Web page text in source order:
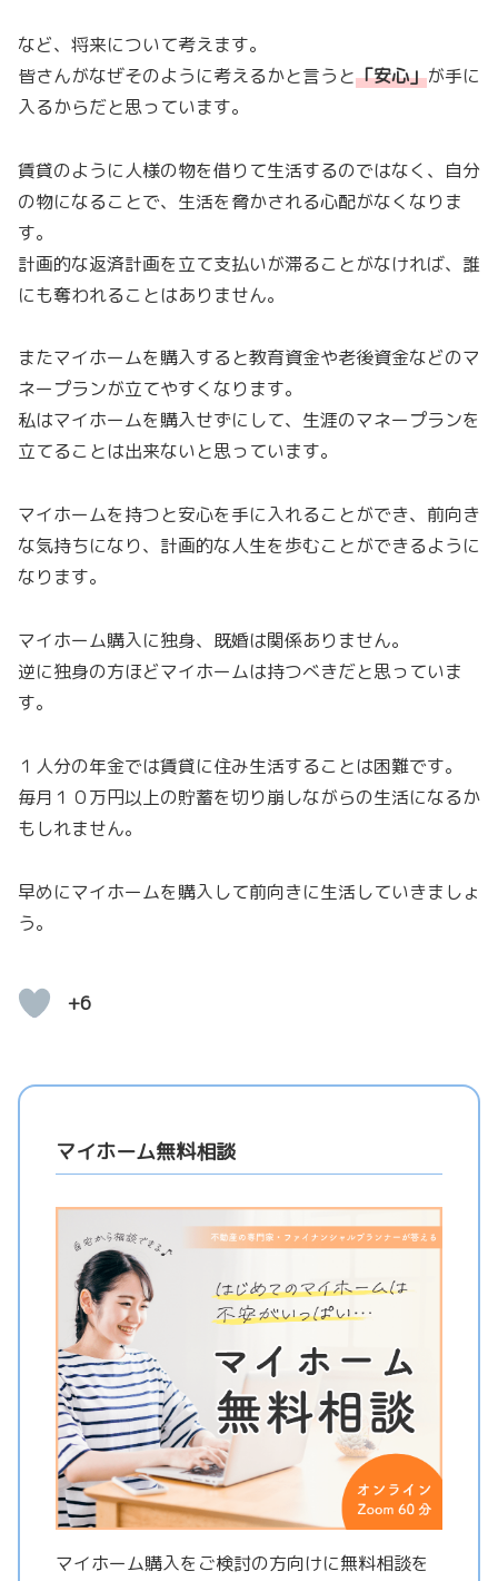
など、将来について考えます。
皆さんがなぜそのように考えるかと言うと「安心」が手に
入るからだと思っています。
賃貸のように人様の物を借りて生活するのではなく、自分
の物になることで、生活を脅かされる心配がなくなりま
す。
計画的な返済計画を立て支払いが滞ることがなければ、誰
にも奪われることはありません。
またマイホームを購入すると教育資金や老後資金などのマ
ネープランが立てやすくなります。
私はマイホームを購入せずにして、生涯のマネープランを
立てることは出来ないと思っています。
マイホームを持つと安心を手に入れることができ、前向き
な気持ちになり、計画的な人生を歩むことができるように
なります。
マイホーム購入に独身、既婚は関係ありません。
逆に独身の方ほどマイホームは持つべきだと思っていま
す。
１人分の年金では賃貸に住み生活することは困難です。
毎月１０万円以上の貯蓄を切り崩しながらの生活になるか
もしれません。
早めにマイホームを購入して前向きに生活していきましょ
う。
+6
マイホーム無料相談
マイホーム購入をご検討の方向けに無料相談を